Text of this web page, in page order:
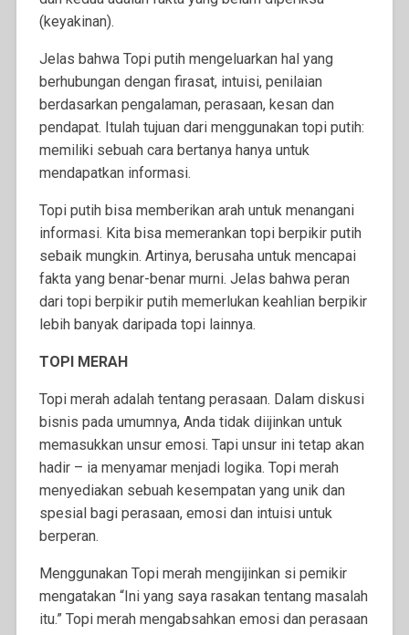
(keyakinan).
Jelas bahwa Topi putih mengeluarkan hal yang
berhubungan dengan firasat, intuisi, penilaian
berdasarkan pengalaman, perasaan, kesan dan
pendapat. Itulah tujuan dari menggunakan topi putih:
memiliki sebuah cara bertanya hanya untuk
mendapatkan informasi.
Topi putih bisa memberikan arah untuk menangani
informasi. Kita bisa memerankan topi berpikir putih
sebaik mungkin. Artinya, berusaha untuk mencapai
fakta yang benar-benar murni. Jelas bahwa peran
dari topi berpikir putih memerlukan keahlian berpikir
lebih banyak daripada topi lainnya.
TOPI MERAH
Topi merah adalah tentang perasaan. Dalam diskusi
bisnis pada umumnya, Anda tidak diijinkan untuk
memasukkan unsur emosi. Tapi unsur ini tetap akan
hadir – ia menyamar menjadi logika. Topi merah
menyediakan sebuah kesempatan yang unik dan
spesial bagi perasaan, emosi dan intuisi untuk
berperan.
Menggunakan Topi merah mengijinkan si pemikir
mengatakan “Ini yang saya rasakan tentang masalah
itu.” Topi merah mengabsahkan emosi dan perasaan